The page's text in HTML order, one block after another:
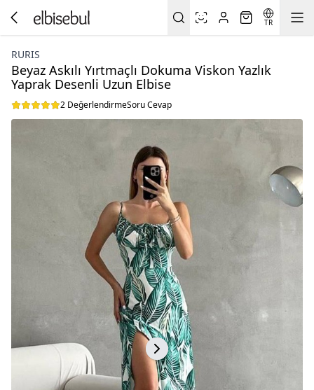
TR
RURIS
Beyaz Askılı Yırtmaçlı Dokuma Viskon Yazlık
Yaprak Desenli Uzun Elbise
2 DeğerlendirmeSoru Cevap